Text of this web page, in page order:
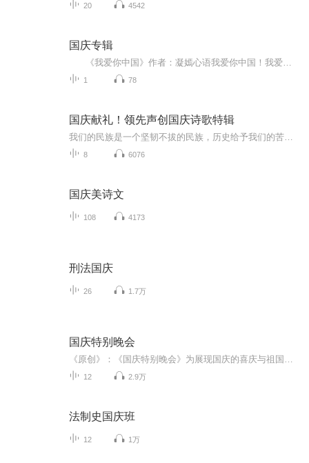
20 4542
国庆专辑
1 78
国庆献礼！领先声创国庆诗歌特辑
8 6076
国庆美诗文
108 4173
刑法国庆
26 1.7万
国庆特别晚会
12 2.9万
法制史国庆班
12 1万